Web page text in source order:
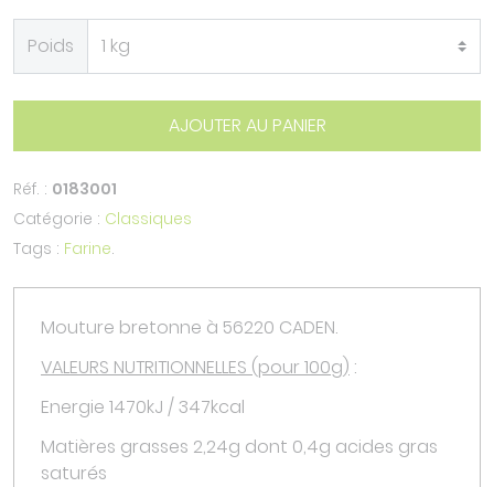
Poids
AJOUTER AU PANIER
Réf. : 0183001
Catégorie : Classiques
Tags : Farine.
Mouture bretonne à 56220 CADEN.
VALEURS NUTRITIONNELLES (pour 100g) :
Energie 1470kJ / 347kcal
Matières grasses 2,24g dont 0,4g acides gras
saturés